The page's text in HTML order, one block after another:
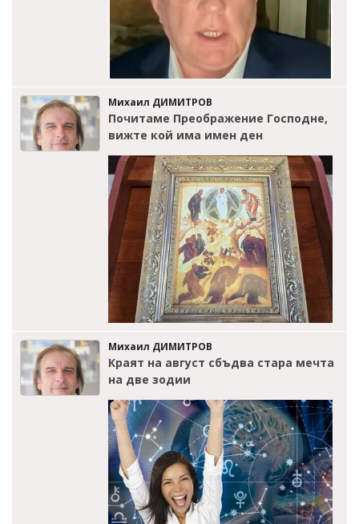
Михаил ДИМИТРОВ
Почитаме Преображение Господне,
вижте кой има имен ден
Михаил ДИМИТРОВ
Краят на август сбъдва стара мечта
на две зодии